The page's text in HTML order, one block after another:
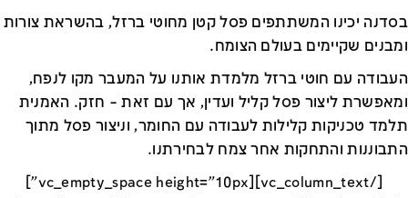
בסדנה יכינו המשתתפים פסל קטן מחוטי ברזל, בהשראת צורות
ומבנים שקיימים בעולם הצומח.
העבודה עם חוטי ברזל מלמדת אותנו על המעבר מקו לנפח,
ומאפשרת ליצור פסל קליל ועדין, אך עם זאת – חזק. האמנית
תלמד טכניקות קלילות לעבודה עם החומר, וניצור פסל מתוך
התבוננות והתחקות אחר צמח לבחירתנו.
[/vc_column_text][vc_empty_space height="10px"]